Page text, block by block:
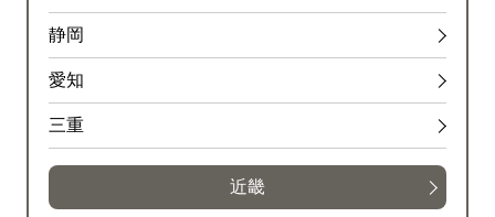
静岡
愛知
三重
近畿